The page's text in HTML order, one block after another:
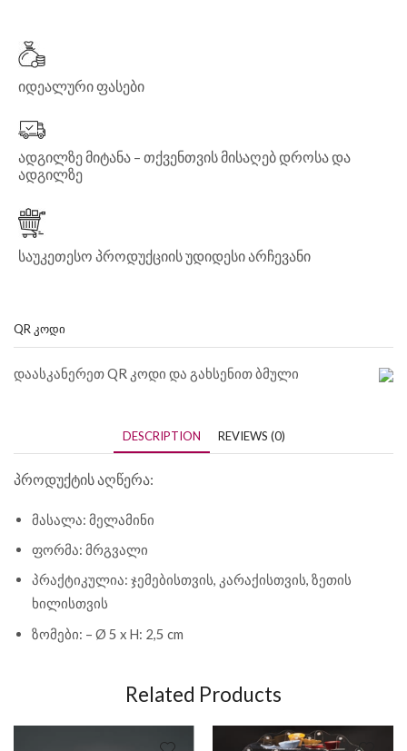
იდეალური ფასები
ადგილზე მიტანა – თქვენთვის მისაღებ დროსა და
ადგილზე
საუკეთესო პროდუქციის უდიდესი არჩევანი
QR ᲙᲝᲓᲘ
დაასკანერეთ QR კოდი და გახსენით ბმული
DESCRIPTION REVIEWS (0)
პროდუქტის აღწერა:
მასალა: მელამინი
ფორმა: მრგვალი
პრაქტიკულია: ჯემებისთვის, კარაქისთვის, ზეთის
ხილისთვის
ზომები: – Ø 5 x H: 2,5 cm
Related Products